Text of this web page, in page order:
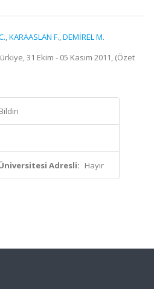
,KARAASLAN F.,DEMİREL M.
31 Ekim - 05 Kasım 2011, (Özet
Adresli: Hayır